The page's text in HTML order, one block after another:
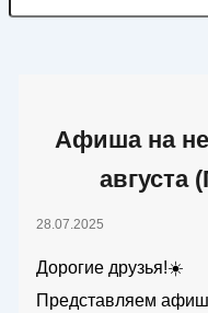
Афиша на
августа
28.07.2025
Дорогие друзья!☀️
Представляем